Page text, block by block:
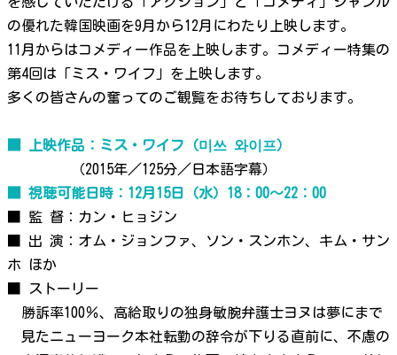
の優れた韓国映画を9月から12月にわたり上映します。
11月からはコメディー作品を上映します。コメディー特集の
第4回は「ミス・ワイフ」を上映します。
多くの皆さんの奮ってのご観覧をお待ちしております。
■ 上映作品：ミス・ワイフ（미쓰 와이프）
（2015年／125分／日本語字幕）
■ 視聴可能日時：12月15日（水）18：00～22：00
■ 監 督：カン・ヒョジン
■ 出 演：オム・ジョンファ、ソン・スンホン、キム・サン
ホ ほか
■ ストーリー
勝訴率100％、高給取りの独身敏腕弁護士ヨヌは夢にまで
見たニューヨーク本社転勤の辞令が下りる直前に、不慮の